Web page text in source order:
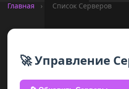
Главная › Список Серверов
🚀 Управление